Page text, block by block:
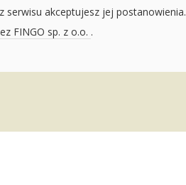
serwisu akceptujesz jej postanowienia.
FINGO sp. z o.o. .